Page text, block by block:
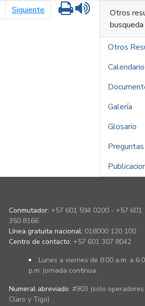
Siguiente página siguiente
Imprimir
Otros
busqueda
Otros
Calendario
Galería
Glosario
Conmutador: +57 601 594 0200 - +57 601
350 8166
Línea gratuita nacional: 018000 120 100
Centro de contacto: +57 601 307 8042
Lunes a viernes de 8:00 a.m. a
p.m. jornada continua.
Numeral abreviado: #903 (solo operadores
Claro y Tigo)